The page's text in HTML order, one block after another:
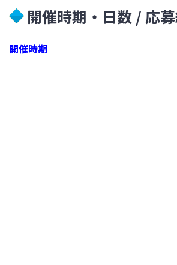
開催時期・日数 / 応
開催時期